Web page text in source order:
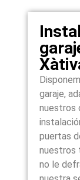
garaje,
nuestros
puertas
nuestros
no le